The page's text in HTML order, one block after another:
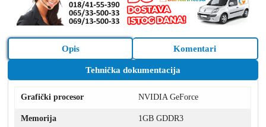
Opis
Tehnička dokumentacija
Komentari
Grafički procesor NVIDIA GeForce
Memorija 1GB GDDR3